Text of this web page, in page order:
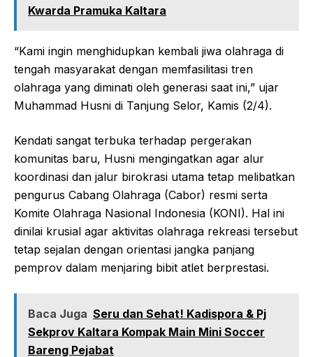
Kwarda Pramuka Kaltara
“Kami ingin menghidupkan kembali jiwa olahraga di
tengah masyarakat dengan memfasilitasi tren
olahraga yang diminati oleh generasi saat ini,” ujar
Muhammad Husni di Tanjung Selor, Kamis (2/4).
Kendati sangat terbuka terhadap pergerakan
komunitas baru, Husni mengingatkan agar alur
koordinasi dan jalur birokrasi utama tetap melibatkan
pengurus Cabang Olahraga (Cabor) resmi serta
Komite Olahraga Nasional Indonesia (KONI). Hal ini
dinilai krusial agar aktivitas olahraga rekreasi tersebut
tetap sejalan dengan orientasi jangka panjang
pemprov dalam menjaring bibit atlet berprestasi.
Baca Juga Seru dan Sehat! Kadispora & Pj
Sekprov Kaltara Kompak Main Mini Soccer
Bareng Pejabat